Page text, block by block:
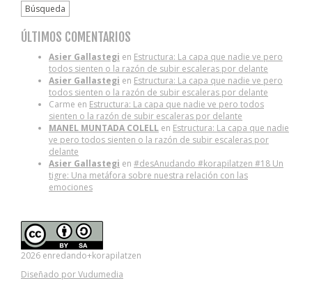
Búsqueda
ÚLTIMOS COMENTARIOS
Asier Gallastegi en Estructura: La capa que nadie ve pero
todos sienten o la razón de subir escaleras por delante
Asier Gallastegi en Estructura: La capa que nadie ve pero
todos sienten o la razón de subir escaleras por delante
Carme en Estructura: La capa que nadie ve pero todos
sienten o la razón de subir escaleras por delante
MANEL MUNTADA COLELL en Estructura: La capa que nadie
ve pero todos sienten o la razón de subir escaleras por
delante
Asier Gallastegi en #desAnudando #korapilatzen #18 Un
tigre: Una metáfora sobre nuestra relación con las
emociones
2026 enredando+korapilatzen
Diseñado por Vudumedia